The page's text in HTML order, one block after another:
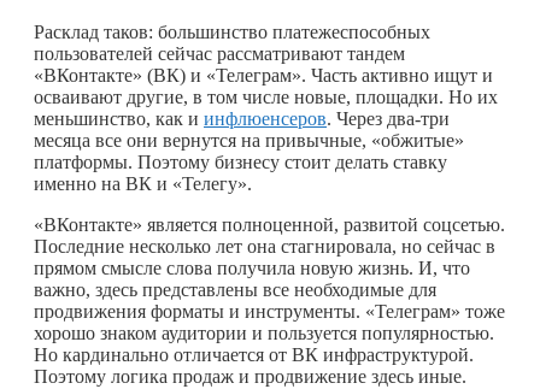
Расклад таков: большинство платежеспособных
пользователей сейчас рассматривают тандем
«ВКонтакте» (ВК) и «Телеграм». Часть активно ищут и
осваивают другие, в том числе новые, площадки. Но их
меньшинство, как и инфлюенсеров. Через два-три
месяца все они вернутся на привычные, «обжитые»
платформы. Поэтому бизнесу стоит делать ставку
именно на ВК и «Телегу».
«ВКонтакте» является полноценной, развитой соцсетью.
Последние несколько лет она стагнировала, но сейчас в
прямом смысле слова получила новую жизнь. И, что
важно, здесь представлены все необходимые для
продвижения форматы и инструменты. «Телеграм» тоже
хорошо знаком аудитории и пользуется популярностью.
Но кардинально отличается от ВК инфраструктурой.
Поэтому логика продаж и продвижение здесь иные.